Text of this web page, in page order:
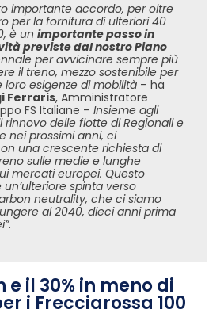
per la fornitura di ulteriori 40
è un importante passo in
previste dal nostro Piano
per avvicinare sempre più
il treno, mezzo sostenibile per
loro esigenze di mobilità – ha
Ferraris, Amministratore
FS Italiane – Insieme agli
rinnovo delle flotte di Regionali e
nei prossimi anni, ci
una crescente richiesta di
sulle medie e lunghe
mercati europei. Questo
spinta verso
neutrality, che ci siamo
al 2040, dieci anni prima
.
e il 30% in meno di
i Frecciarossa 100